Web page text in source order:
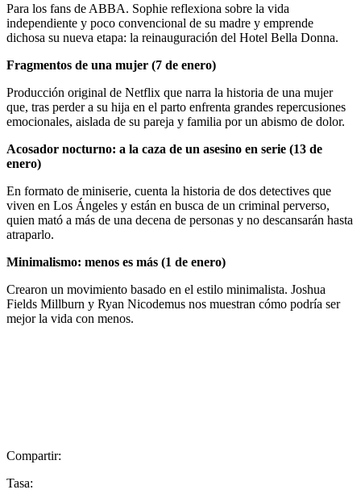
Para los fans de ABBA. Sophie reflexiona sobre la vida
independiente y poco convencional de su madre y emprende
dichosa su nueva etapa: la reinauguración del Hotel Bella Donna.
Fragmentos de una mujer (7 de enero)
Producción original de Netflix que narra la historia de una mujer
que, tras perder a su hija en el parto enfrenta grandes repercusiones
emocionales, aislada de su pareja y familia por un abismo de dolor.
Acosador nocturno: a la caza de un asesino en serie (13 de
enero)
En formato de miniserie, cuenta la historia de dos detectives que
viven en Los Ángeles y están en busca de un criminal perverso,
quien mató a más de una decena de personas y no descansarán hasta
atraparlo.
Minimalismo: menos es más (1 de enero)
Crearon un movimiento basado en el estilo minimalista. Joshua
Fields Millburn y Ryan Nicodemus nos muestran cómo podría ser
mejor la vida con menos.
Compartir:
Tasa: